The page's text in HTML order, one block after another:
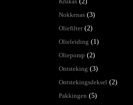
Nokkenas (3)
Oliefilter (2)
Olieleiding (1)
Oliepomp (2)
Ontsteking (3)
Ontstekingsdeksel (2)
Pakkingen (5)